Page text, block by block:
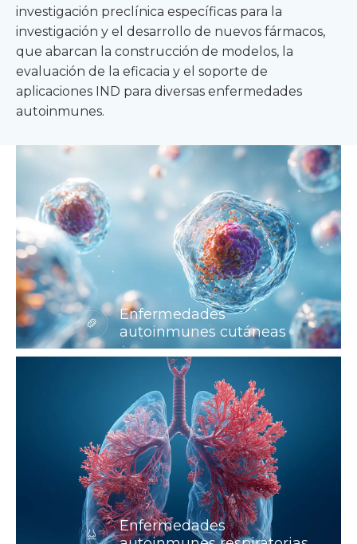
investigación preclínica específicas para la
investigación y el desarrollo de nuevos fármacos,
que abarcan la construcción de modelos, la
evaluación de la eficacia y el soporte de
aplicaciones IND para diversas enfermedades
autoinmunes.
Enfermedades
autoinmunes cutáneas
Enfermedades